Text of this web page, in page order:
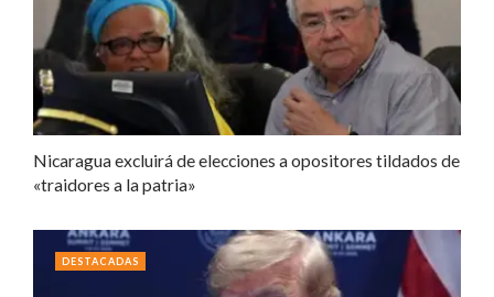
Nicaragua excluirá de elecciones a opositores tildados de
«traidores a la patria»
DESTACADAS